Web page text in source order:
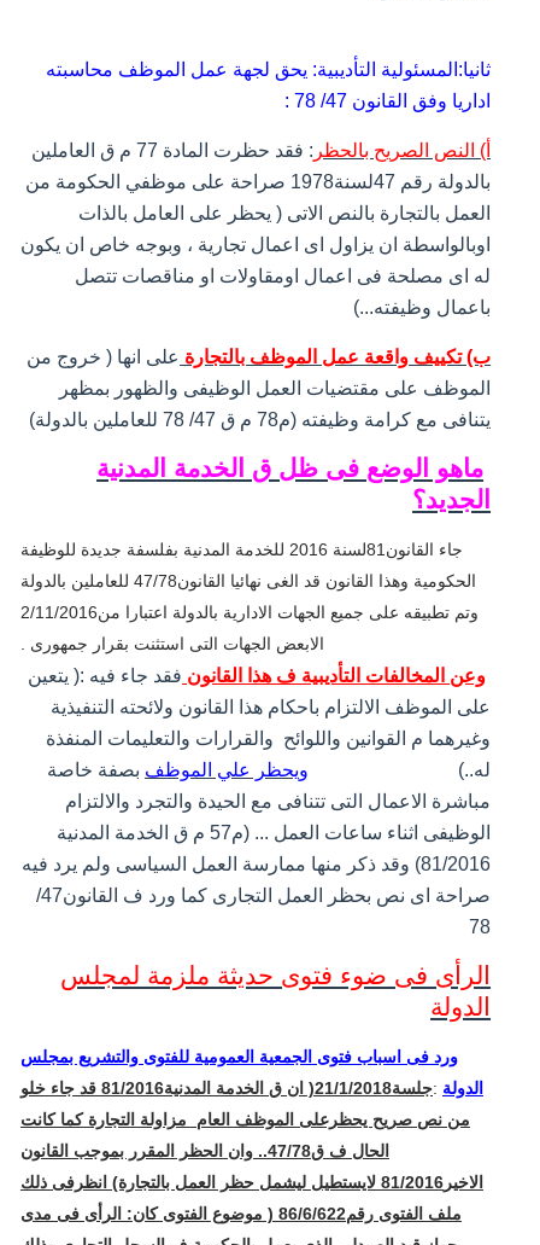
ثانيا:المسئولية التأديبية: يحق لجهة عمل الموظف محاسبته
اداريا وفق القانون 47/ 78 :
أ) النص الصريح بالحظر
: فقد حظرت المادة 77 م ق العاملين
بالدولة رقم 47لسنة1978 صراحة على موظفي الحكومة من
العمل بالتجارة بالنص الاتى ( يحظر على العامل بالذات
اوبالواسطة ان يزاول اى اعمال تجارية ، وبوجه خاص ان يكون
له اى مصلحة فى اعمال اومقاولات او مناقصات تتصل
باعمال وظيفته...)
ب) تكييف واقعة عمل الموظف بالتجارة على انها ( خروج من
الموظف على مقتضيات العمل الوظيفى والظهور بمظهر
يتنافى مع كرامة وظيفته (م78 م ق 47/ 78 للعاملين بالدولة)
ماهو الوضع فى ظل ق الخدمة المدنية
الجديد؟
جاء القانون81لسنة 2016 للخدمة المدنية بفلسفة جديدة للوظيفة
الحكومية وهذا القانون قد الغى نهائيا القانون47/78 للعاملين بالدولة
وتم تطبيقه على جميع الجهات الادارية بالدولة اعتبارا من2/11/2016
الابعض الجهات التى استثنت بقرار جمهورى .
وعن المخالفات التأديبية ف هذا القانون فقد جاء فيه :( يتعين
على الموظف الالتزام باحكام هذا القانون ولائحته التنفيذية
وغيرهما م القوانين واللوائح والقرارات والتعليمات المنفذة
له..)
ويحظر علي الموظف بصفة خاصة
مباشرة الاعمال التى تتنافى مع الحيدة والتجرد والالتزام
الوظيفى اثناء ساعات العمل ... (م57 م ق الخدمة المدنية
81/2016) وقد ذكر منها ممارسة العمل السياسى ولم يرد فيه
صراحة اى نص بحظر العمل التجارى كما ورد ف القانون47/
78
الرأى فى ضوء فتوى حديثة ملزمة لمجلس
الدولة
ورد فى اسباب فتوى الجمعية العمومية للفتوى والتشريع بمجلس
الدولة :
جلسة21/1/2018( ان ق الخدمة المدنية81/2016 قد جاء خلو
من نص صريح يحظرعلى الموظف العام
مزاولة التجارة كما كانت
الحال ف ق47/78.. وان الحظر المقرر بموجب القانون
الاخير81/2016 لايستطيل ليشمل حظر العمل بالتجارة) انظرفى ذلك
ملف الفتوى رقم86/6/622 ( موضوع الفتوى كان: الرأى فى مدى